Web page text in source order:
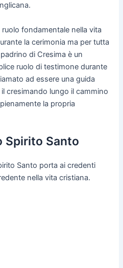
ruolo fondamentale nella vita
la cerimonia ma per tutta
di Cresima è un
ruolo di testimone durante
ad essere una guida
cresimando lungo il cammino
la propria
Spirito Santo
Santo porta ai credenti
nella vita cristiana.